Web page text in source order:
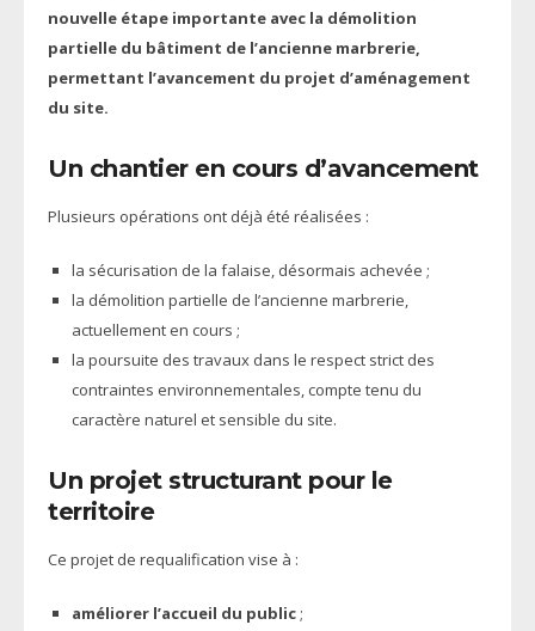
nouvelle étape importante avec la démolition
partielle du bâtiment de l’ancienne marbrerie,
permettant l’avancement du projet d’aménagement
du site.
Un chantier en cours d’avancement
Plusieurs opérations ont déjà été réalisées :
la sécurisation de la falaise, désormais achevée ;
la démolition partielle de l’ancienne marbrerie,
actuellement en cours ;
la poursuite des travaux dans le respect strict des
contraintes environnementales, compte tenu du
caractère naturel et sensible du site.
Un projet structurant pour le
territoire
Ce projet de requalification vise à :
améliorer l’accueil du public ;